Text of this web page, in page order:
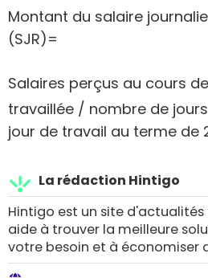
Montant du salaire
(SJR)=
Salaires perçus au cours
travaillée / nombre de
jour de travail au terme de
La rédaction Hintigo
Hintigo est un site d'actualités
aide à trouver la meilleure
votre besoin et à économiser